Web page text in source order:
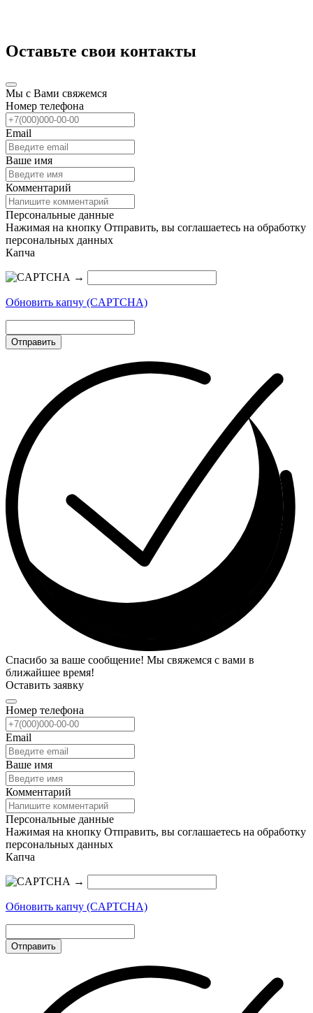
Оставьте свои контакты
Мы с Вами свяжемся
Номер телефона
Email
Ваше имя
Комментарий
Персональные данные
Нажимая на кнопку Отправить, вы соглашаетесь на обработку
персональных данных
Капча
→
Обновить капчу (CAPTCHA)
Отправить
Спасибо за ваше сообщение! Мы свяжемся с вами в
ближайшее время!
Оставить заявку
Номер телефона
Email
Ваше имя
Комментарий
Персональные данные
Нажимая на кнопку Отправить, вы соглашаетесь на обработку
персональных данных
Капча
→
Обновить капчу (CAPTCHA)
Отправить